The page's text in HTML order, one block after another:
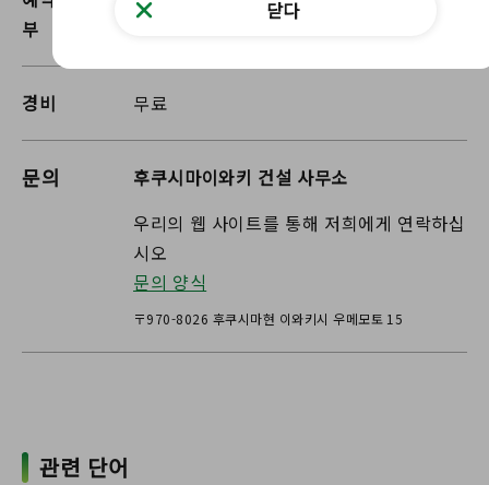
부
경비 무료
문의
후쿠시마이와키 건설 사무소
우리의 웹 사이트를 통해 저희에게 연락하십
시오
문의 양식
〒970-8026 후쿠시마현 이와키시 우메모토 15
관련 단어
닫다